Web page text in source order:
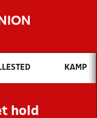
vil du søge efter?
OG NYHEDER
OG
KAMP
hold